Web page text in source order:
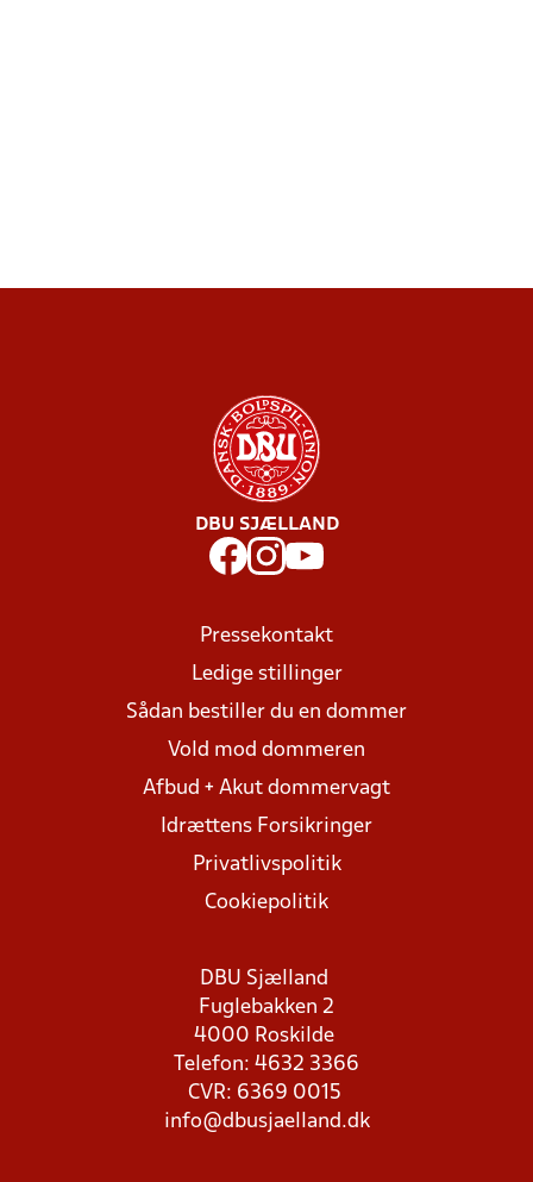
DBU SJÆLLAND
Pressekontakt
Ledige stillinger
Sådan bestiller du en dommer
Vold mod dommeren
Afbud + Akut dommervagt
Idrættens Forsikringer
Privatlivspolitik
Cookiepolitik
DBU Sjælland
Fuglebakken 2
4000 Roskilde
Telefon: 4632 3366
CVR: 6369 0015
info@dbusjaelland.dk